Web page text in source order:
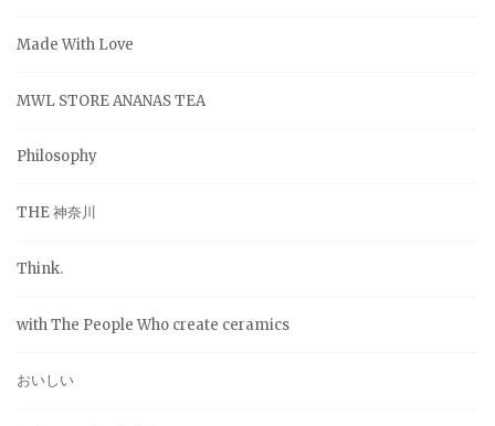
Made With Love
MWL STORE ANANAS TEA
Philosophy
THE 神奈川
Think.
with The People Who create ceramics
おいしい